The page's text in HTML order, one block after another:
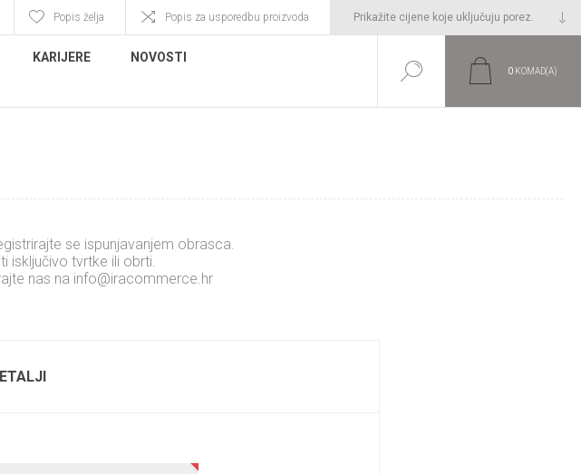
Popis želja Popis za usporedbu proizvoda
KARIJERE
NOVOSTI
0 KOMAD(A)
se ispunjavanjem obrasca.
isključivo tvrtke ili obrti.
nas na info@iracommerce.hr